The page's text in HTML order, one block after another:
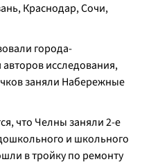
Краснодар, Сочи,
города-
исследования,
заняли Набережные
что Челны заняли 2-е
и школьного
в тройку по ремонту